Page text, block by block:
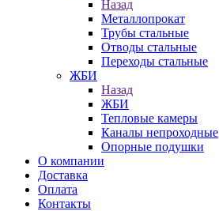
Назад
Металлопрокат
Трубы стальные
Отводы стальные
Переходы стальные
ЖБИ
Назад
ЖБИ
Тепловые камеры
Каналы непроходные
Опорные подушки
О компании
Доставка
Оплата
Контакты